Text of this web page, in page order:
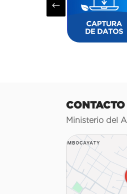
#
CONTACTO
Ministerio del